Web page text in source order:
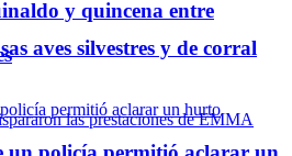
y quincena entre
aves silvestres y de corral